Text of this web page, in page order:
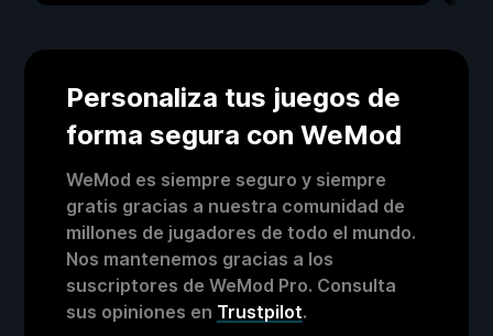
Personaliza tus juegos de
forma segura con WeMod
WeMod es siempre seguro y siempre
gratis gracias a nuestra comunidad de
millones de jugadores de todo el mundo.
Nos mantenemos gracias a los
suscriptores de WeMod Pro. Consulta
sus opiniones en Trustpilot.